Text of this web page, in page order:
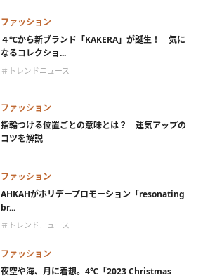
ファッション
４℃から新ブランド「KAKERA」が誕生！ 気に
なるコレクショ...
＃トレンドニュース
ファッション
指輪つける位置ごとの意味とは？ 運気アップの
コツを解説
ファッション
AHKAHがホリデープロモーション「resonating
br...
＃トレンドニュース
ファッション
夜空や海、月に着想。4℃「2023 Christmas